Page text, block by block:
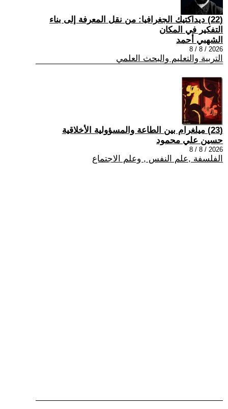
(22) ديداكتيك الجغرافيا: من نقل المعرفة إلى بناء
التفكير في المكان
الشهبي أحمد
2026 / 8 / 8
التربية والتعليم والبحث العلمي
(23) ميلغرام بين الطاعة والمسؤولية الأخلاقية
حسين علي محمود
2026 / 8 / 8
الفلسفة ,علم النفس , وعلم الاجتماع